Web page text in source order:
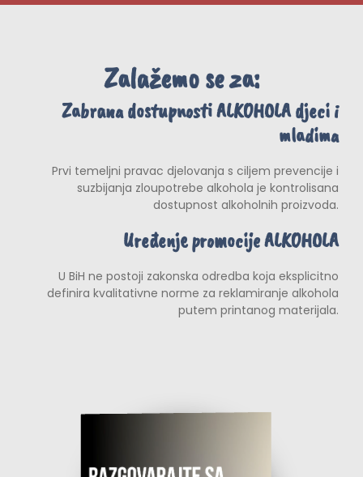
Zalažemo se za:
Zabrana dostupnosti ALKOHOLA djeci i
mladima
Prvi temeljni pravac djelovanja s ciljem prevencije i
suzbijanja zloupotrebe alkohola je kontrolisana
dostupnost alkoholnih proizvoda.
Uređenje promocije ALKOHOLA
U BiH ne postoji zakonska odredba koja eksplicitno
definira kvalitativne norme za reklamiranje alkohola
putem printanog materijala.